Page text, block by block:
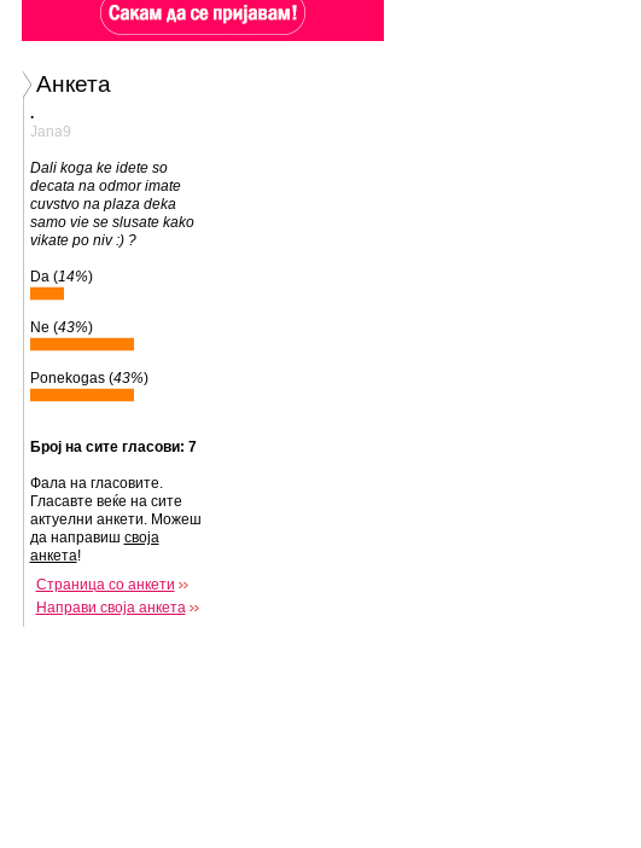
Анкета
.
Jana9
Dali koga ke idete so
decata na odmor imate
cuvstvo na plaza deka
samo vie se slusate kako
vikate po niv :) ?
Da (14%)
Ne (43%)
Ponekogas (43%)
Број на сите гласови: 7
Фала на гласовите.
Гласавте веќе на сите
актуелни анкети. Можеш
да направиш своја
анкета!
Страница со анкети
Направи своја анкета